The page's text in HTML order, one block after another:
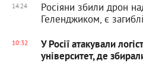
14:24
Росіяни збили дрон
Геленджиком, є
10:32
У Росії атакували
університет, де